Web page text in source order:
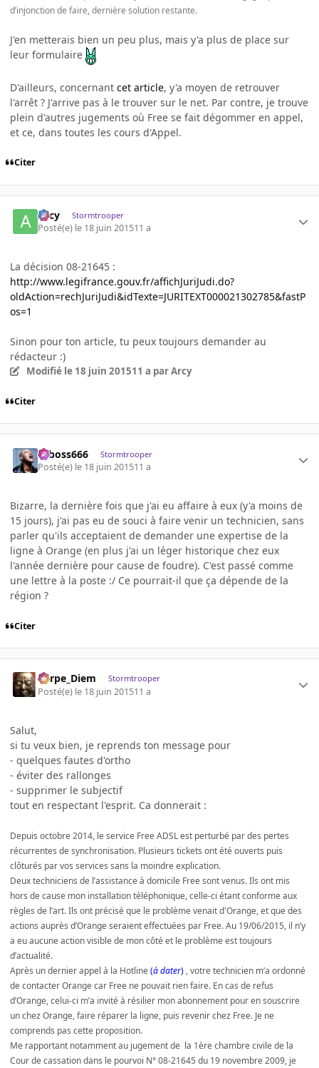
d’injonction de faire, dernière solution restante.
J'en metterais bien un peu plus, mais y'a plus de place sur
leur formulaire
D'ailleurs, concernant cet article, y'a moyen de retrouver
l'arrêt ? J'arrive pas à le trouver sur le net. Par contre, je trouve
plein d'autres jugements où Free se fait dégommer en appel,
et ce, dans toutes les cours d'Appel.
Citer
Arcy Stormtrooper
Posté(e) le 18 juin 201511 a
La décision 08-21645 :
http://www.legifrance.gouv.fr/affichJuriJudi.do?
oldAction=rechJuriJudi&idTexte=JURITEXT000021302785&fastP
os=1
Sinon pour ton article, tu peux toujours demander au
rédacteur :)
Modifié le 18 juin 201511 a par Arcy
Citer
seboss666 Stormtrooper
Posté(e) le 18 juin 201511 a
Bizarre, la dernière fois que j'ai eu affaire à eux (y'a moins de
15 jours), j'ai pas eu de souci à faire venir un technicien, sans
parler qu'ils acceptaient de demander une expertise de la
ligne à Orange (en plus j'ai un léger historique chez eux
l'année dernière pour cause de foudre). C'est passé comme
une lettre à la poste :/ Ce pourrait-il que ça dépende de la
région ?
Citer
Carpe_Diem Stormtrooper
Posté(e) le 18 juin 201511 a
Salut,
si tu veux bien, je reprends ton message pour
- quelques fautes d'ortho
- éviter des rallonges
- supprimer le subjectif
tout en respectant l'esprit. Ca donnerait :
Depuis octobre 2014, le service Free ADSL est perturbé par des pertes
récurrentes de synchronisation. Plusieurs tickets ont été ouverts puis
clôturés par vos services sans la moindre explication.
Deux techniciens de l’assistance à domicile Free sont venus. Ils ont mis
hors de cause mon installation téléphonique, celle-ci étant conforme aux
règles de l’art. Ils ont précisé que le problème venait d'Orange, et que des
actions auprès d’Orange seraient effectuées par Free. Au 19/06/2015, il n’y
a eu aucune action visible de mon côté et le problème est toujours
d’actualité.
Après un dernier appel à la Hotline(à dater) , votre technicien m’a ordonné
de contacter Orange car Free ne pouvait rien faire. En cas de refus
d’Orange, celui-ci m’a invité à résilier mon abonnement pour en souscrire
un chez Orange, faire réparer la ligne, puis revenir chez Free. Je ne
comprends pas cette proposition.
Me rapportant notamment au jugement de la 1ère chambre civile de la
Cour de cassation dans le pourvoi N° 08-21645 du 19 novembre 2009, je